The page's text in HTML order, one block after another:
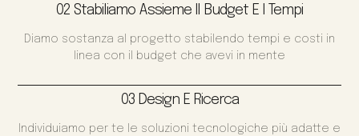
02 Stabiliamo Assieme Il Budget E I Tempi
Diamo sostanza al progetto stabilendo tempi e costi in
linea con il budget che avevi in mente
03 Design E Ricerca
Individuiamo per te le soluzioni tecnologiche più adatte e